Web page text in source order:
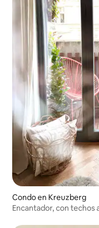
Condo en Kreuzberg
Encantador, con techos